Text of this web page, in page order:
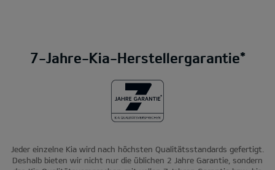
7-Jahre-Kia-Herstellergarantie*
Jeder einzelne Kia wird nach höchsten Qualitätsstandards gefertigt.
Deshalb bieten wir nicht nur die üblichen 2 Jahre Garantie, sondern